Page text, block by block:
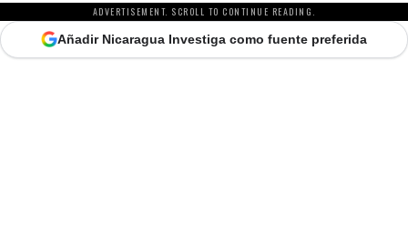
ADVERTISEMENT. SCROLL TO CONTINUE READING.
Añadir Nicaragua Investiga como fuente preferida